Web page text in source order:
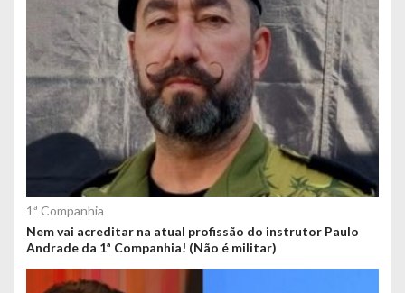
1ª Companhia
Nem vai acreditar na atual profissão do instrutor Paulo
Andrade da 1ª Companhia! (Não é militar)